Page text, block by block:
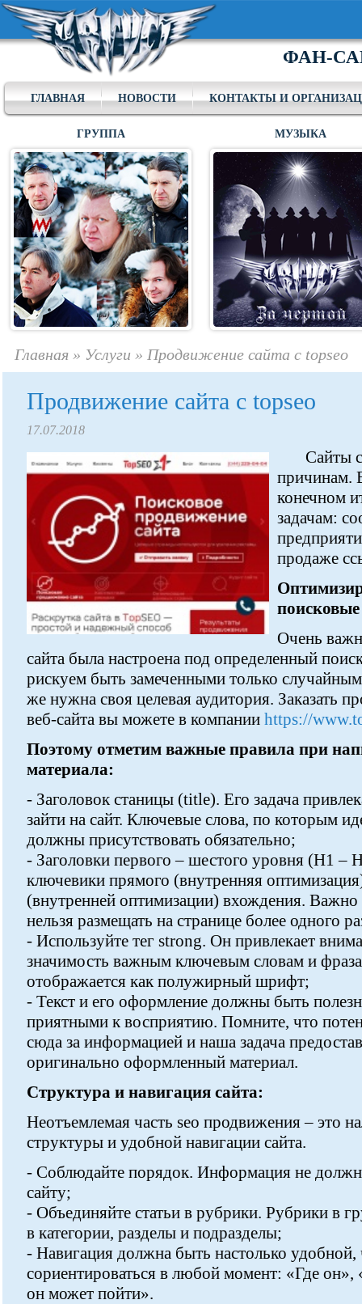
ФАН-
ГЛАВНАЯ НОВОСТИ КОНТАКТЫ И
ГРУППА МУЗЫКА
Главная » Услуги » Продвижение сайта с topseo
Продвижение сайта с topseo
17.07.2018
Сайты
причинам.
конечном
задачам:
продаже
Очень
сайта была настроена под определенный
рискуем быть замеченными только
же нужна своя целевая аудитория. Заказать
веб-сайта вы можете в компании https://
Поэтому отметим важные правила при
материала:
- Заголовок станицы (title). Его задача
зайти на сайт. Ключевые слова, по которым
должны присутствовать обязательно;
- Заголовки первого – шестого уровня (Н1
ключевики прямого (внутренняя
(внутренней оптимизации) вхождения. Важно
нельзя размещать на странице более одного
- Используйте тег strong. Он привлекает
значимость важным ключевым словам и
отображается как полужирный шрифт;
- Текст и его оформление должны быть
приятными к восприятию. Помните, что
сюда за информацией и наша задача
оригинально оформленный материал.
Структура и навигация сайта:
Неотъемлемая часть seo продвижения – это
структуры и удобной навигации сайта.
- Соблюдайте порядок. Информация не
сайту;
- Объединяйте статьи в рубрики. Рубрики в
в категории, разделы и подразделы;
- Навигация должна быть настолько удобной,
сориентироваться в любой момент: «Где
он может пойти».